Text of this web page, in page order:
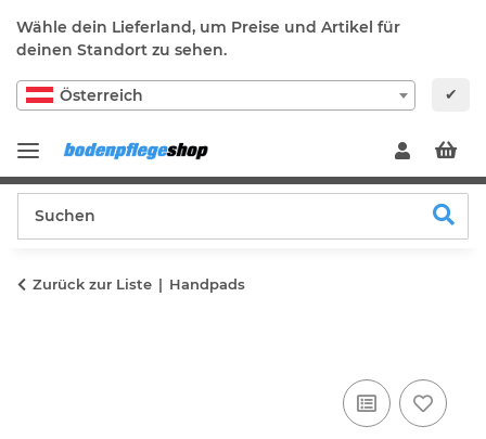
Wähle dein Lieferland, um Preise und Artikel für
deinen Standort zu sehen.
Österreich ✔
Zurück zur Liste Handpads